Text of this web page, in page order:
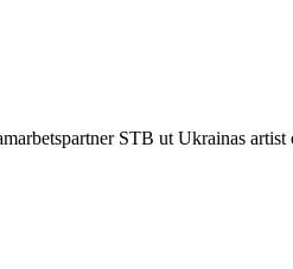
STB ut Ukrainas